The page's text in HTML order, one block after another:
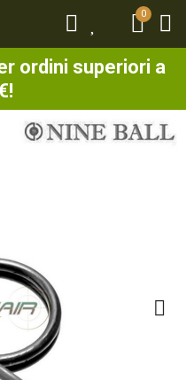
0
ordini superiori a
0